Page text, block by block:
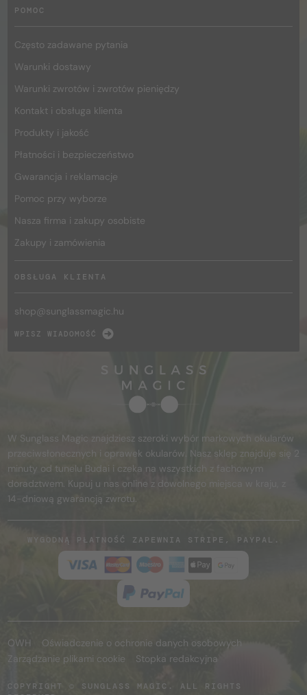
POMOC
Często zadawane pytania
Warunki dostawy
Warunki zwrotów i zwrotów pieniędzy
Kontakt i obsługa klienta
Produkty i jakość
Płatności i bezpieczeństwo
Gwarancja i reklamacje
Pomoc przy wyborze
Nasza firma i zakupy osobiste
Zakupy i zamówienia
OBSŁUGA KLIENTA
shop@sunglassmagic.hu
WPISZ WIADOMOŚĆ
W Sunglass Magic znajdziesz szeroki wybór markowych okularów
przeciwsłonecznych i oprawek okularów. Nasz sklep znajduje się 2
minuty od tunelu Budai i czeka na wszystkich z fachowym
doradztwem. Kupuj u nas online z dowolnego miejsca w kraju, z
14-dniową gwarancją zwrotu.
WYGODNĄ PŁATNOŚĆ ZAPEWNIA STRIPE, PAYPAL.
OWH
Oświadczenie o ochronie danych osobowych
Zarządzanie plikami cookie
Stopka redakcyjna
COPYRIGHT © SUNGLASS MAGIC. ALL RIGHTS